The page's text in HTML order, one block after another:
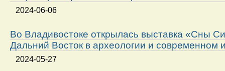
2024-06-06
Во Владивостоке открылась выставка «Сны
Дальний Восток в археологии и современном
2024-05-27